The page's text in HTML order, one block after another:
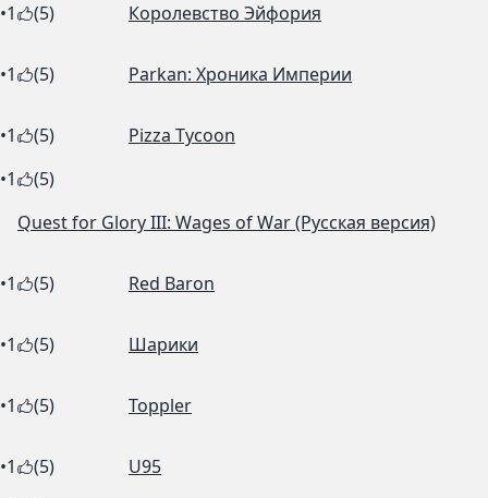
•1 (5) Королевство Эйфория
•1 (5) Parkan: Хроника Империи
•1 (5)
Pizza Tycoon
•1
(5)
Quest for Glory III: Wages of War (Русская версия)
•1 (5) Red Baron
•1 (5) Шарики
•1 (5) Toppler
•1 (5)
U95